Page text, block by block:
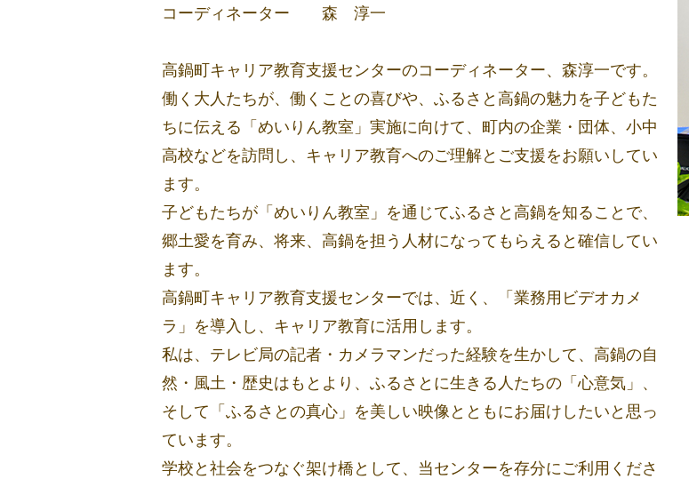
コーディネーター 森 淳一
高鍋町キャリア教育支援センターのコーディネーター、森淳一です。
働く大人たちが、働くことの喜びや、ふるさと高鍋の魅力を子どもた
ちに伝える「めいりん教室」実施に向けて、町内の企業・団体、小中
高校などを訪問し、キャリア教育へのご理解とご支援をお願いしてい
ます。
子どもたちが「めいりん教室」を通じてふるさと高鍋を知ることで、
郷土愛を育み、将来、高鍋を担う人材になってもらえると確信してい
ます。
高鍋町キャリア教育支援センターでは、近く、「業務用ビデオカメ
ラ」を導入し、キャリア教育に活用します。
私は、テレビ局の記者・カメラマンだった経験を生かして、高鍋の自
然・風土・歴史はもとより、ふるさとに生きる人たちの「心意気」、
そして「ふるさとの真心」を美しい映像とともにお届けしたいと思っ
ています。
学校と社会をつなぐ架け橋として、当センターを存分にご利用くださ